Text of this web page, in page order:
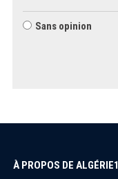
Sans opinion
À PROPOS DE ALGÉRIE1